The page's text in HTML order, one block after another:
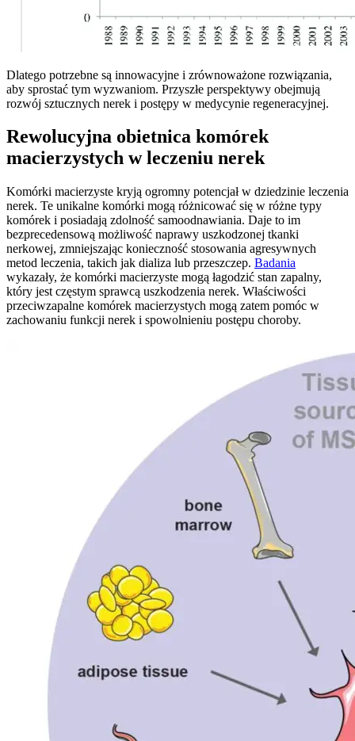
Dlatego potrzebne są innowacyjne i zrównoważone rozwiązania,
aby sprostać tym wyzwaniom. Przyszłe perspektywy obejmują
rozwój sztucznych nerek i postępy w medycynie regeneracyjnej.
Rewolucyjna obietnica komórek
macierzystych w leczeniu nerek
Komórki macierzyste kryją ogromny potencjał w dziedzinie leczenia
nerek. Te unikalne komórki mogą różnicować się w różne typy
komórek i posiadają zdolność samoodnawiania. Daje to im
bezprecedensową możliwość naprawy uszkodzonej tkanki
nerkowej, zmniejszając konieczność stosowania agresywnych
metod leczenia, takich jak dializa lub przeszczep. Badania
wykazały, że komórki macierzyste mogą łagodzić stan zapalny,
który jest częstym sprawcą uszkodzenia nerek. Właściwości
przeciwzapalne komórek macierzystych mogą zatem pomóc w
zachowaniu funkcji nerek i spowolnieniu postępu choroby.